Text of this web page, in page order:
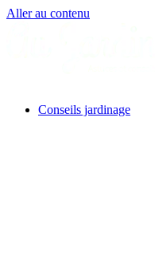
Aller au contenu
Conseils jardinage